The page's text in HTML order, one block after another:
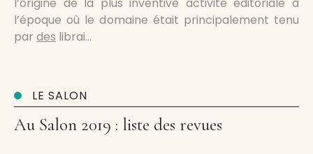
l’époque où le domaine était principalement tenu
par des librai…
LE SALON
Au Salon 2019 : liste des revues